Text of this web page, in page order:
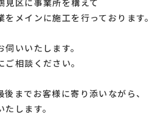
メインに施工を行っております。
いいたします。
相談ください。
までお客様に寄り添いながら、
します。